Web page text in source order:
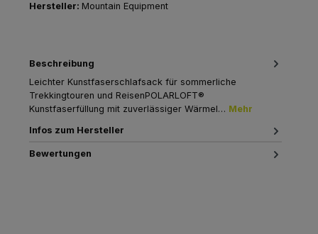
Hersteller: Mountain Equipment
Beschreibung
Leichter Kunstfaserschlafsack für sommerliche
Trekkingtouren und ReisenPOLARLOFT®
Kunstfaserfüllung mit zuverlässiger Wärmel… Mehr
Infos zum Hersteller
Bewertungen